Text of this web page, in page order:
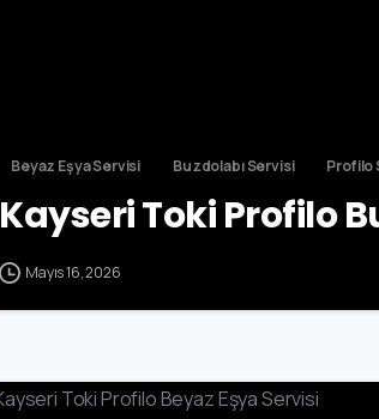
Beyaz Eşya Servisi Buzdolabı Servisi Profilo
Kayseri Toki Profilo
Mayıs 16, 2026